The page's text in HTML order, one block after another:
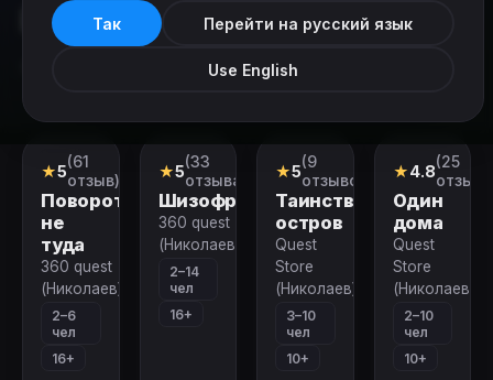
Квесты до 4 человек
Квесты до 4 человек в Николаеве
Перформанс
★5(61
отзыв)
Поворот
не
туда
360 quest
(Николаев)
2–6
чел
16+
Перформанс
★5(33
отзыва)
Шизофрения
360 quest
(Николаев)
2–14
чел
16+
Квест
★5(9
отзывов)
Таинственный
остров
Quest
Store
(Николаев)
3–10
чел
10+
Квест
★4.8(25
Один
дома
Quest
Store
(Николаев)
2–10
чел
10+
Так Перейти на русский язык
Use English